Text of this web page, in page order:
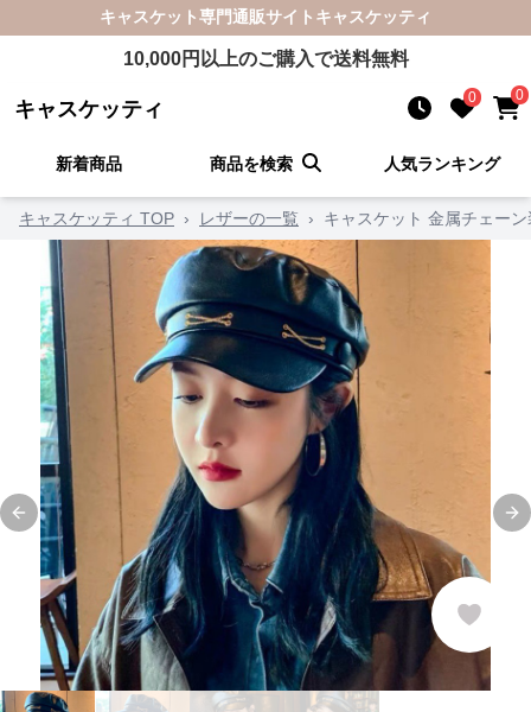
キャスケット専門通販サイト キャスケッティ
10,000円以上のご購入で送料無料
キャスケッティ 0 0
新着商品 商品を検索 人気ランキング
キャスケッティ TOP › レザーの一覧 › キャスケット 金属チェー
Previous slide